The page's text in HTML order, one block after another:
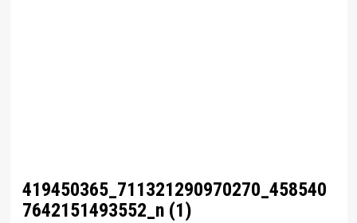
419450365_711321290970270_458540
7642151493552_n (1)